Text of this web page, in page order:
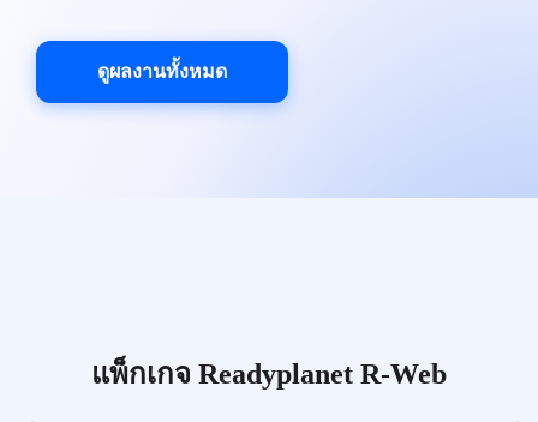
ดูผลงานทั้งหมด
แพ็กเกจ Readyplanet R-Web